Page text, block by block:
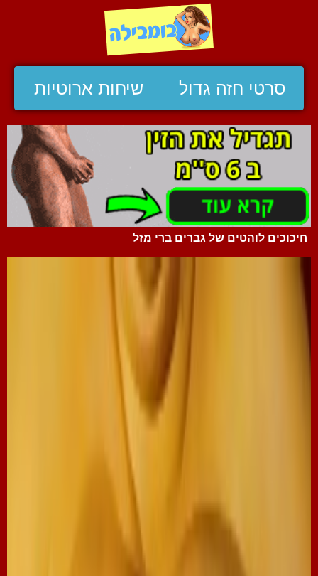
סרטי חזה גדול שיחות ארוטיות
חיכוכים לוהטים של גברים ברי מזל